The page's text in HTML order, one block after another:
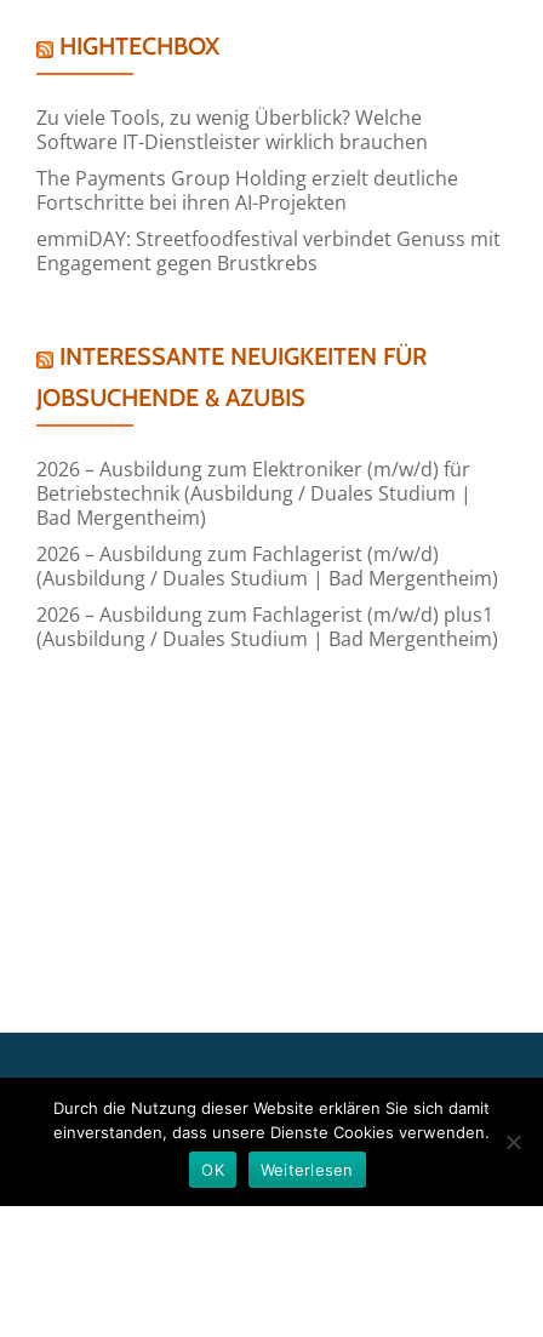
HIGHTECHBOX
Zu viele Tools, zu wenig Überblick? Welche
Software IT-Dienstleister wirklich brauchen
The Payments Group Holding erzielt deutliche
Fortschritte bei ihren AI-Projekten
emmiDAY: Streetfoodfestival verbindet Genuss mit
Engagement gegen Brustkrebs
INTERESSANTE NEUIGKEITEN FÜR
JOBSUCHENDE & AZUBIS
2026 – Ausbildung zum Elektroniker (m/w/d) für
Betriebstechnik (Ausbildung / Duales Studium |
Bad Mergentheim)
2026 – Ausbildung zum Fachlagerist (m/w/d)
(Ausbildung / Duales Studium | Bad Mergentheim)
2026 – Ausbildung zum Fachlagerist (m/w/d) plus1
(Ausbildung / Duales Studium | Bad Mergentheim)
Event bzw. das Stellenangebot sowie für das angezeigte Bild- und
Tonmaterial ist allein der jeweils angegebene Herausgeber
verantwortlich. Dieser ist in der Regel auch Urheber der
Pressetexte sowie der angehängten Bild-, Ton- und
Durch die Nutzung dieser Website erklären Sie sich damit
einverstanden, dass unsere Dienste Cookies verwenden.
OK
Weiterlesen